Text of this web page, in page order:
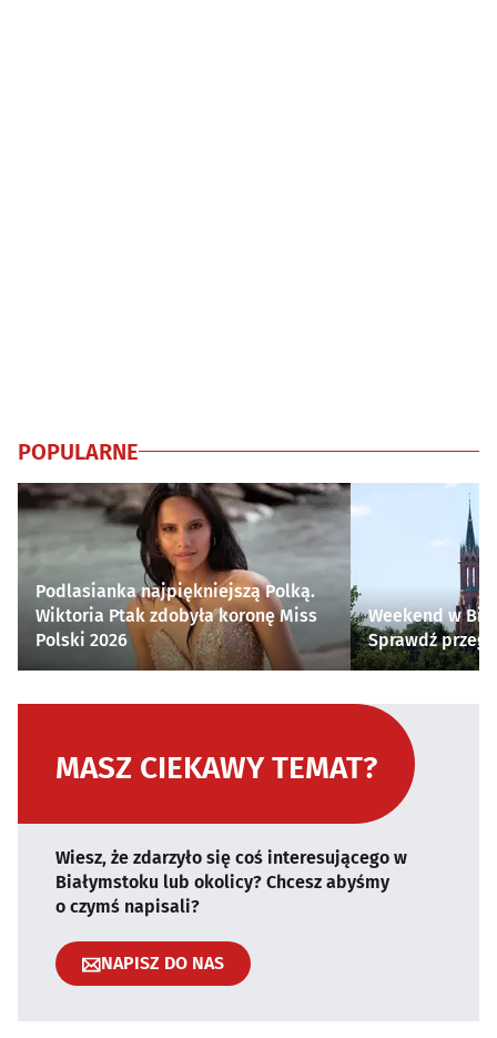
POPULARNE
Podlasianka najpiękniejszą Polką.
Wiktoria Ptak zdobyła koronę Miss
Polski 2026
Weekend w
Sprawdź
MASZ CIEKAWY TEMAT?
Wiesz, że zdarzyło się coś interesującego w
Białymstoku lub okolicy? Chcesz abyśmy
o czymś napisali?
NAPISZ DO NAS